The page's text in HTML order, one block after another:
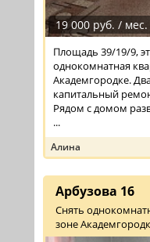
19 000 руб. / мес.
Площадь 39/19/9,
однокомнатная
Академгородке.
капитальный
Рядом с домом
...
Алина
Арбузова 16
Снять
зоне